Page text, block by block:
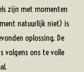
zijn met momenten
natuurlijk niet) is
oplossing. De
volgens ons te volle